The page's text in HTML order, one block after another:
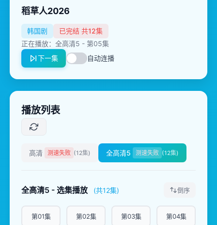
稻草人2026
韩国剧
已完结 共12集
正在播放：全高清5 - 第05集
下一集
自动连播
播放列表
高清 测速失败 (12集) 全高清5 测速失败 (12集)
全高清5 - 选集播放 (共12集) 倒序
第01集 第02集 第03集 第04集